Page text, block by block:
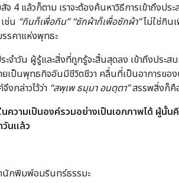
แล้วก็ตาม เราจะต้องค้นหาวิธีการเข้าถึงปร
ช่น “กินก็เพื่อกิน” “ซักผ้าก็เพื่อซักผ้า”ไม่ใช่กิน
รคาแห่งพุทธะ
ำวัน ผู้รู้และสิ่งที่ถูกรู้จะสิ้นสุดลง เข้าถึงประ
ยเป็นพุทธกิจอันมีชีวิตชีวา คลื่นที่เป็นอาการข
กล่าวไว้ว่า “สพฺเพ ธมฺมา อนตฺตา”สรรพสิ่งก็คื
ความเป็นองค์รวมอย่างเป็นเอกภาพได้ ผู้นั้
วันแล้ว
นักพิมพ์อมรินทร์ธรรมะ